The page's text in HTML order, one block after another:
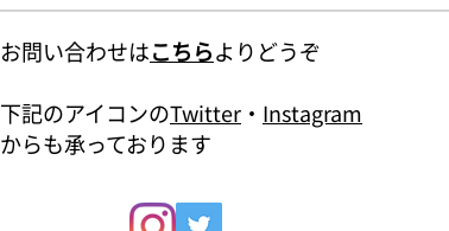
お問い合わせはこちらよりどうぞ
下記のアイコンのTwitter ・ Instagram
からも承っております